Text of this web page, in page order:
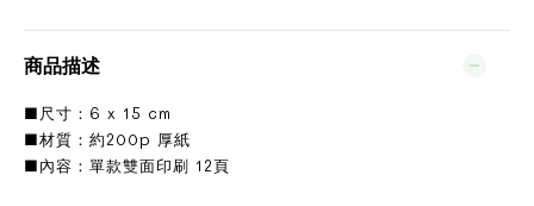
商品描述
■尺寸：6 x 15 cm
■材質：約200p 厚紙
■內容：單款雙面印刷 12頁